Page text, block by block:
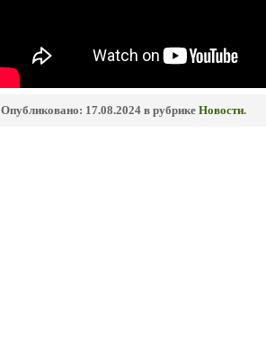
Опубликовано: 17.08.2024 в рубрике Новости.